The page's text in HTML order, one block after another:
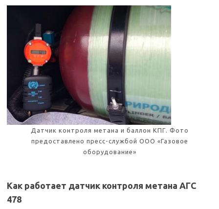
Датчик контроля метана и баллон КПГ. Фото
предоставлено пресс-службой ООО «Газовое
оборудование»
Как работает датчик контроля метана АГС
478